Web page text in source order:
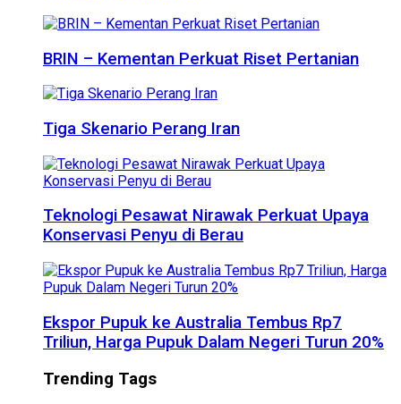
BRIN – Kementan Perkuat Riset Pertanian
Tiga Skenario Perang Iran
Teknologi Pesawat Nirawak Perkuat Upaya
Konservasi Penyu di Berau
Ekspor Pupuk ke Australia Tembus Rp7
Triliun, Harga Pupuk Dalam Negeri Turun 20%
Trending Tags